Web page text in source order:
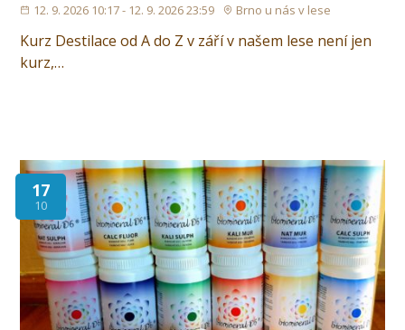
12. 9. 2026 10:17 - 12. 9. 2026 23:59 Brno u nás v lese
Kurz Destilace od A do Z v září v našem lese není jen
kurz,…
17
10